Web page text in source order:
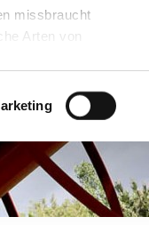
missbraucht
Arten von
Cookies kann